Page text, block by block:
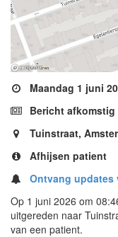
Maandag 1 juni
Bericht
Tuinstraat,
Afhijsen patient
Ontvang
Op 1 juni 2026 om
uitgereden naar
van een patient.